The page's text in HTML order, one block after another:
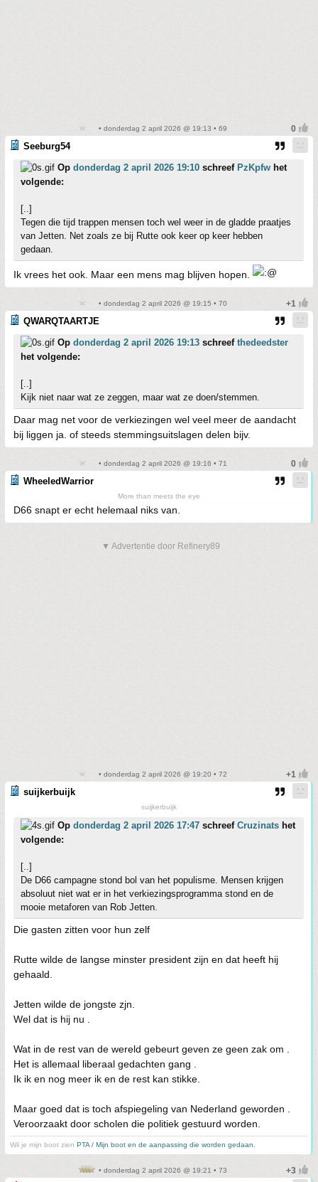
• donderdag 2 april 2026 @ 19:13 • 69
Seeburg54
Op donderdag 2 april 2026 19:10 schreef PzKpfw het
volgende:
[..]
Tegen die tijd trappen mensen toch wel weer in de gladde praatjes
van Jetten. Net zoals ze bij Rutte ook keer op keer hebben
gedaan.
Ik vrees het ook. Maar een mens mag blijven hopen.
• donderdag 2 april 2026 @ 19:15 • 70
QWARQTAARTJE
Op donderdag 2 april 2026 19:13 schreef thedeedster
het volgende:
[..]
Kijk niet naar wat ze zeggen, maar wat ze doen/stemmen.
Daar mag net voor de verkiezingen wel veel meer de aandacht
bij liggen ja. of steeds stemmingsuitslagen delen bijv.
• donderdag 2 april 2026 @ 19:16 • 71
WheeledWarrior
More than meets the eye
D66 snapt er echt helemaal niks van.
▼ Advertentie door Refinery89
• donderdag 2 april 2026 @ 19:20 • 72
suijkerbuijk
suijkerbuijk
Op donderdag 2 april 2026 17:47 schreef Cruzinats het
volgende:
[..]
De D66 campagne stond bol van het populisme. Mensen krijgen
absoluut niet wat er in het verkiezingsprogramma stond en de
mooie metaforen van Rob Jetten.
Die gasten zitten voor hun zelf
Rutte wilde de langse minster president zijn en dat heeft hij
gehaald.
Jetten wilde de jongste zjn.
Wel dat is hij nu .
Wat in de rest van de wereld gebeurt geven ze geen zak om .
Het is allemaal liberaal gedachten gang .
Ik ik en nog meer ik en de rest kan stikke.
Maar goed dat is toch afspiegeling van Nederland geworden .
Veroorzaakt door scholen die politiek gestuurd worden.
Wil je mijn boot zien PTA / Mijn boot en de aanpassing die worden gedaan.
• donderdag 2 april 2026 @ 19:21 • 73